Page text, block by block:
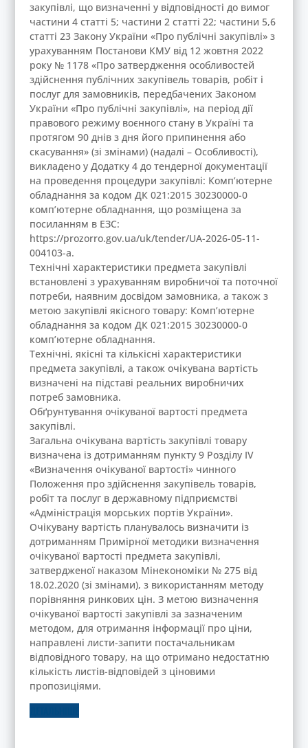
закупівлі, що визначенні у відповідності до вимог
частини 4 статті 5; частини 2 статті 22; частини 5,6
статті 23 Закону України «Про публічні закупівлі» з
урахуванням Постанови КМУ від 12 жовтня 2022
року № 1178 «Про затвердження особливостей
здійснення публічних закупівель товарів, робіт і
послуг для замовників, передбачених Законом
України «Про публічні закупівлі», на період дії
правового режиму воєнного стану в Україні та
протягом 90 днів з дня його припинення або
скасування» (зі змінами) (надалі – Особливості),
викладено у Додатку 4 до тендерної документації
на проведення процедури закупівлі: Комп’ютерне
обладнання за кодом ДК 021:2015 30230000-0
комп’ютерне обладнання, що розміщена за
посиланням в ЕЗС:
https://prozorro.gov.ua/uk/tender/UA-2026-05-11-
004103-a.
Технічні характеристики предмета закупівлі
встановлені з урахуванням виробничої та поточної
потреби, наявним досвідом замовника, а також з
метою закупівлі якісного товару: Комп’ютерне
обладнання за кодом ДК 021:2015 30230000-0
комп’ютерне обладнання.
Технічні, якісні та кількісні характеристики
предмета закупівлі, а також очікувана вартість
визначені на підставі реальних виробничих
потреб замовника.
Обґрунтування очікуваної вартості предмета
закупівлі.
Загальна очікувана вартість закупівлі товару
визначена із дотриманням пункту 9 Розділу ІV
«Визначення очікуваної вартості» чинного
Положення про здійснення закупівель товарів,
робіт та послуг в державному підприємстві
«Адміністрація морських портів України».
Очікувану вартість планувалось визначити із
дотриманням Примірної методики визначення
очікуваної вартості предмета закупівлі,
затвердженої наказом Мінекономіки № 275 від
18.02.2020 (зі змінами), з використанням методу
порівняння ринкових цін. З метою визначення
очікуваної вартості закупівлі за зазначеним
методом, для отримання інформації про ціни,
направлені листи-запити постачальникам
відповідного товару, на що отримано недостатню
кількість листів-відповідей з ціновими
пропозиціями.